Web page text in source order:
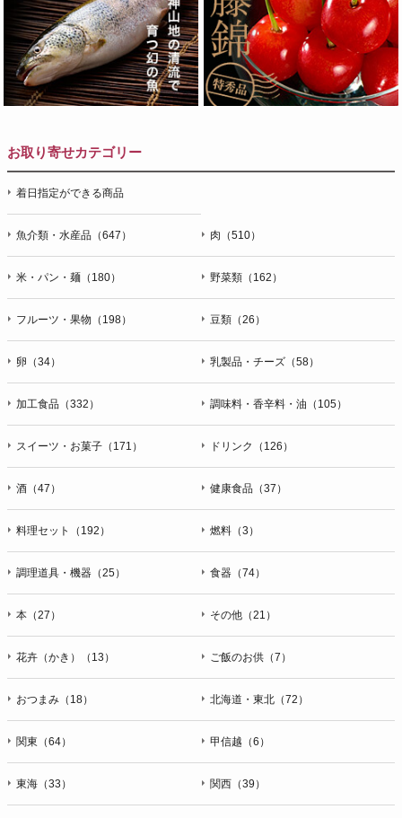
お取り寄せカテゴリー
着日指定ができる商品
魚介類・水産品（647） 肉（510）
米・パン・麺（180） 野菜類（162）
フルーツ・果物（198） 豆類（26）
卵（34） 乳製品・チーズ（58）
加工食品（332） 調味料・香辛料・油（105）
スイーツ・お菓子（171） ドリンク（126）
酒（47） 健康食品（37）
料理セット（192） 燃料（3）
調理道具・機器（25） 食器（74）
本（27） その他（21）
花卉（かき）（13） ご飯のお供（7）
おつまみ（18） 北海道・東北（72）
関東（64） 甲信越（6）
東海（33） 関西（39）